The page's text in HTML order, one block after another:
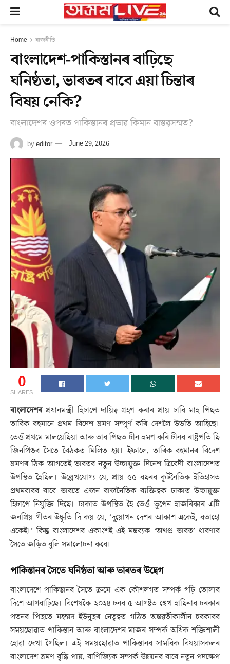
Home ৰাজনীতি
বাংলাদেশ-পাকিস্তানৰ বাঢ়িছে
ঘনিষ্ঠতা, ভাৰতৰ বাবে এয়া চিন্তাৰ
বিষয় নেকি?
বাংলাদেশৰ ওপৰত পাকিস্তানৰ প্ৰভাৱ কিমান বাস্তৱসন্মত?
byeditor June 29, 2026
0
SHARES
বাংলাদেশৰপ্ৰধানমন্ত্ৰী হিচাপে দায়িত্ব গ্ৰহণ কৰাৰ প্ৰায় চাৰি মাহ পিছত
তাৰিক ৰহমানে প্ৰথম বিদেশ ভ্ৰমণ সম্পূৰ্ণ কৰি দেশলৈ উভতি আহিছে।
তেওঁ প্ৰথমে মালয়েছিয়া আৰু তাৰ পিছত চীন ভ্ৰমণ কৰি চীনৰ ৰাষ্ট্ৰপতি ছি
জিনপিঙৰ সৈতে বৈঠকত মিলিত হয়। ইফালে, তাৰিক ৰহমানৰ বিদেশ
ভ্ৰমণৰ ঠিক আগতেই ভাৰতৰ নতুন উচ্চায়ুক্ত দিনেশ ত্ৰিবেদী বাংলাদেশত
উপস্থিত হৈছিল। উল্লেখযোগ্য যে, প্ৰায় ৫৫ বছৰৰ কূটনৈতিক ইতিহাসত
প্ৰথমবাৰৰ বাবে ভাৰতে এজন ৰাজনৈতিক ব্যক্তিত্বক ঢাকাত উচ্চায়ুক্ত
হিচাপে নিযুক্তি দিছে। ঢাকাত উপস্থিত হৈ তেওঁ ভূপেন হাজৰিকাৰ এটি
জনপ্ৰিয় গীতৰ উদ্ধৃতি দি কয় যে, ‘দুয়োখন দেশৰ আকাশ একেই, বতাহো
একেই।’ কিন্তু বাংলাদেশৰ একাংশই এই মন্তব্যক ‘অখণ্ড ভাৰত’ ধাৰণাৰ
সৈতে জড়িত বুলি সমালোচনা কৰে।
পাকিস্তানৰ সৈতে ঘনিষ্ঠতা আৰু ভাৰতৰ উদ্বেগ
বাংলাদেশে পাকিস্তানৰ সৈতে ক্ৰমে এক কৌশলগত সম্পৰ্ক গঢ়ি তোলাৰ
দিশে আগবাঢ়িছে। বিশেষকৈ ২০২৪ চনৰ ৫ আগষ্টত শ্বেখ হাছিনাৰ চৰকাৰ
পতনৰ পিছতে মহম্মদ ইউনুছৰ নেতৃত্বত গঠিত অন্তৱৰ্তীকালীন চৰকাৰৰ
সময়ছোৱাত পাকিস্তান আৰু বাংলাদেশৰ মাজৰ সম্পৰ্ক অধিক শক্তিশালী
হোৱা দেখা গৈছিল। এই সময়ছোৱাত পাকিস্তানৰ সামৰিক বিষয়াসকলৰ
বাংলাদেশ ভ্ৰমণ বৃদ্ধি পায়, বাণিজ্যিক সম্পৰ্ক উন্নয়নৰ বাবে নতুন পদক্ষেপ